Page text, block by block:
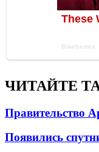
ЧИТАЙТЕ
Правительство
Появились